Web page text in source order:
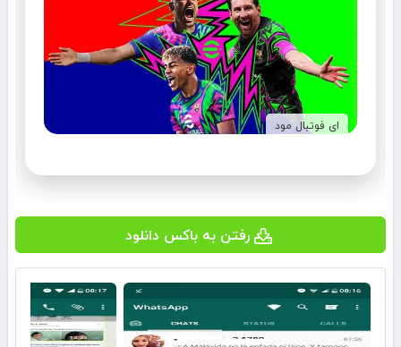
ای فوتبال مود
رفتن به باکس دانلود